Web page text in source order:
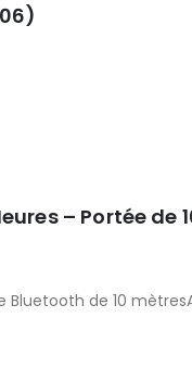
– Portée de
de 10